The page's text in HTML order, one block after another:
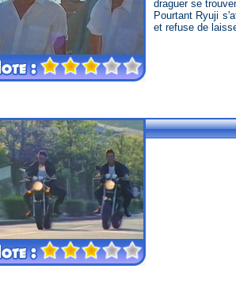
draguer se
Pourtant Ryuji
et refuse de